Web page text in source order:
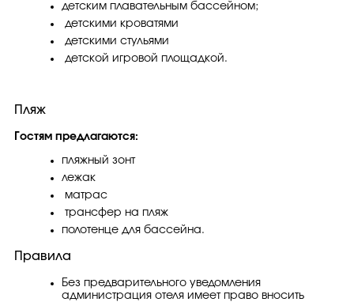
детским плавательным бассейном;
детскими кроватями
детскими стульями
детской игровой площадкой.
Пляж
Гостям предлагаются:
пляжный зонт
лежак
матрас
трансфер на пляж
полотенце для бассейна.
Правила
Без предварительного уведомления
администрация отеля имеет право вносить